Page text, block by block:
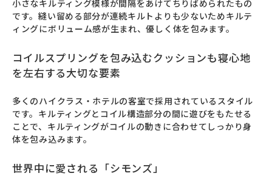
小さなキルティング模様が間隔をあけてちりばめられたもの
です。縫い留める部分が連続キルトよりも少ないためキルテ
ィングにボリューム感が生まれ、優しく体を包みます。
コイルスプリングを包み込むクッションも寝心地
を左右する大切な要素
多くのハイクラス・ホテルの客室で採用されているスタイル
です。キルティングとコイル構造部分の間に遊びをもたせる
ことで、キルティングがコイルの動きに合わせてしっかり身
体を包み込みます。
世界中に愛される「シモンズ」